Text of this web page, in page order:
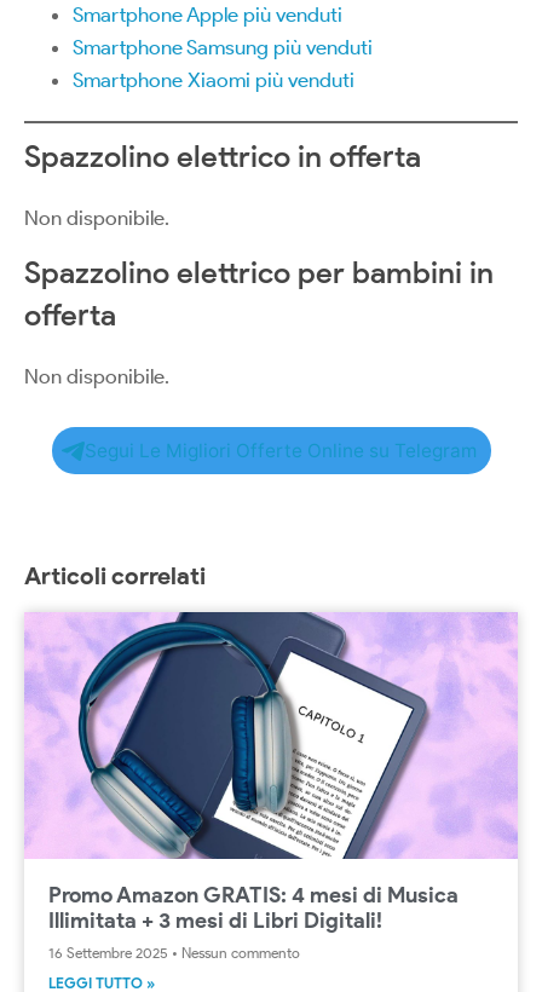
Smartphone Apple più venduti
Smartphone Samsung più venduti
Smartphone Xiaomi più venduti
Spazzolino elettrico in offerta
Non disponibile.
Spazzolino elettrico per bambini in
offerta
Non disponibile.
Segui Le Migliori Offerte Online su Telegram
Articoli correlati
Promo Amazon GRATIS: 4 mesi di Musica
Illimitata + 3 mesi di Libri Digitali!
16 Settembre 2025
Nessun commento
LEGGI TUTTO »